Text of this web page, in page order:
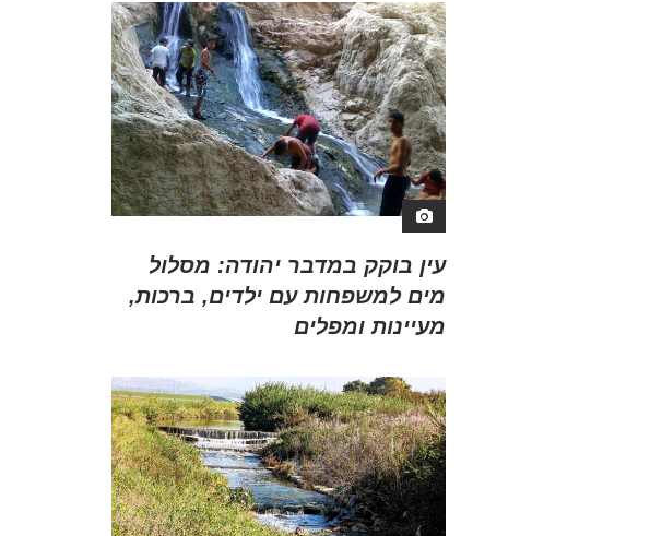
עין בוקק במדבר יהודה: מסלול
מים למשפחות עם ילדים, ברכות,
מעיינות ומפלים